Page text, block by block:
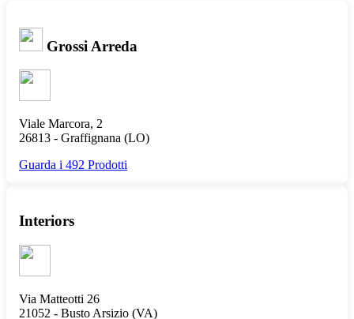
Grossi Arreda
Viale Marcora, 2
26813 - Graffignana (LO)
Guarda i 492 Prodotti
Interiors
Via Matteotti 26
21052 - Busto Arsizio (VA)